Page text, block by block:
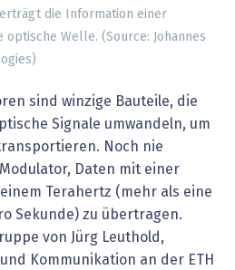
die Information einer
Welle. (Source: Johannes
sind winzige Bauteile, die
Signale umwandeln, um
Noch nie
Daten mit einer
Terahertz (mehr als eine
Sekunde) zu übertragen.
von Jürg Leuthold,
Kommunikation an der ETH